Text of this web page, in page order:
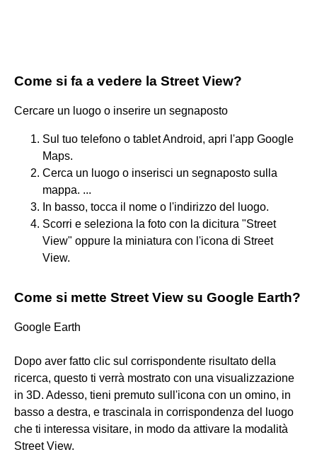
Come si fa a vedere la Street View?
Cercare un luogo o inserire un segnaposto
Sul tuo telefono o tablet Android, apri l'app Google
Maps.
Cerca un luogo o inserisci un segnaposto sulla
mappa. ...
In basso, tocca il nome o l'indirizzo del luogo.
Scorri e seleziona la foto con la dicitura "Street
View" oppure la miniatura con l'icona di Street
View.
Come si mette Street View su Google Earth?
Google Earth
Dopo aver fatto clic sul corrispondente risultato della
ricerca, questo ti verrà mostrato con una visualizzazione
in 3D. Adesso, tieni premuto sull'icona con un omino, in
basso a destra, e trascinala in corrispondenza del luogo
che ti interessa visitare, in modo da attivare la modalità
Street View.